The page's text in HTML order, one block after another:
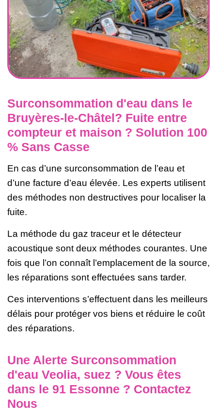
Surconsommation d'eau dans le
Bruyères-le-Châtel? Fuite entre
compteur et maison ? Solution 100
% Sans Casse
En cas d’une surconsommation de l’eau et
d’une facture d’eau élevée. Les experts utilisent
des méthodes non destructives pour localiser la
fuite.
La méthode du gaz traceur et le détecteur
acoustique sont deux méthodes courantes. Une
fois que l’on connaît l’emplacement de la source,
les réparations sont effectuées sans tarder.
Ces interventions s’effectuent dans les meilleurs
délais pour protéger vos biens et réduire le coût
des réparations.
Une Alerte Surconsommation
d'eau Veolia, suez ? Vous êtes
dans le 91 Essonne ? Contactez
Nous